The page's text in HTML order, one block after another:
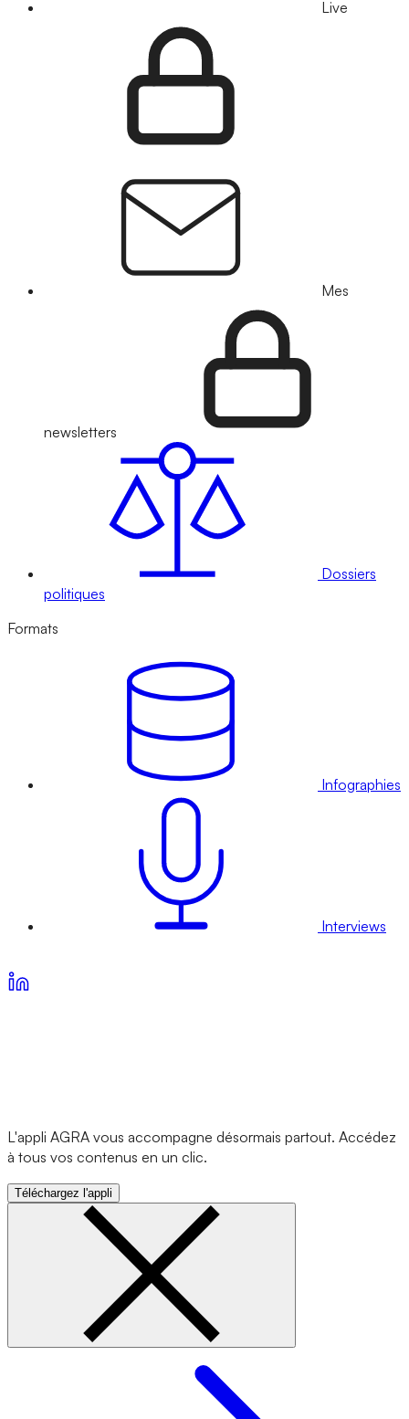
Live
Mes
newsletters
Dossiers
politiques
Formats
Infographies
Interviews
L'appli AGRA vous accompagne désormais partout. Accédez
à tous vos contenus en un clic.
Téléchargez l'appli